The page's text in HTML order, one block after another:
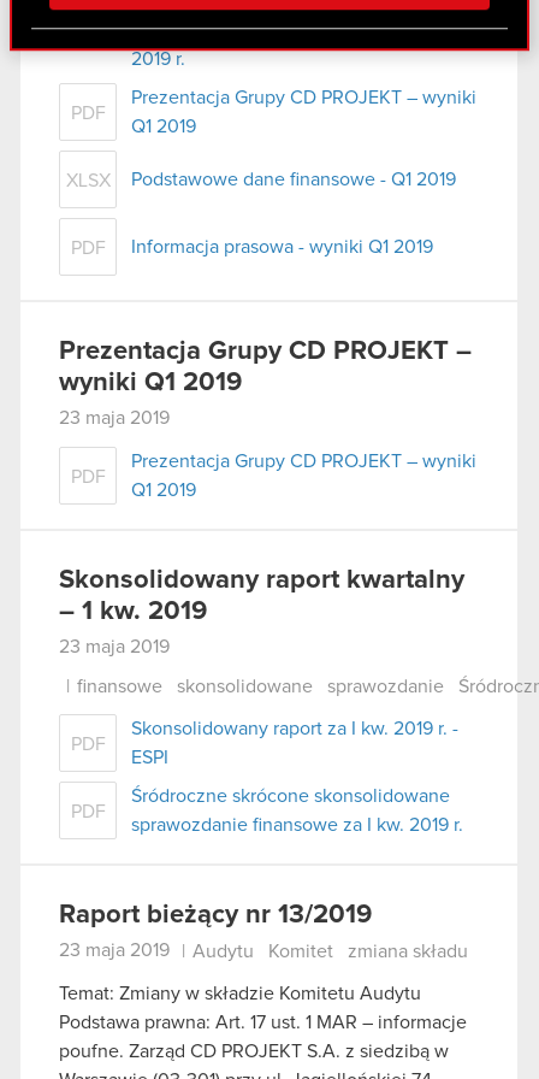
Partnerzy mogą połączyć te informacje z innymi
danymi otrzymanymi od Ciebie lub uzyskanymi
podczas korzystania z ich usług. Kontynuując
korzystanie z naszej witryny, zgadasz się na
używanie plików cookie.
PDF
Kapitałowej CD PROJEKT za I kwartał
2019 r.
PDF
Prezentacja Grupy CD PROJEKT – wyniki
Q1 2019
XLSX Podstawowe dane finansowe - Q1 2019
PDF Informacja prasowa - wyniki Q1 2019
Prezentacja Grupy CD PROJEKT –
wyniki Q1 2019
23 maja 2019
PDF
Prezentacja Grupy CD PROJEKT – wyniki
Q1 2019
Skonsolidowany raport kwartalny
– 1 kw. 2019
23 maja 2019
finansowe skonsolidowane sprawozdanie
PDF
Skonsolidowany raport za I kw. 2019 r. -
ESPI
PDF
Śródroczne skrócone skonsolidowane
sprawozdanie finansowe za I kw. 2019 r.
Raport bieżący nr 13/2019
23 maja 2019 Audytu Komitet zmiana składu
Temat: Zmiany w składzie Komitetu Audytu
Podstawa prawna: Art. 17 ust. 1 MAR – informacje
poufne. Zarząd CD PROJEKT S.A. z siedzibą w